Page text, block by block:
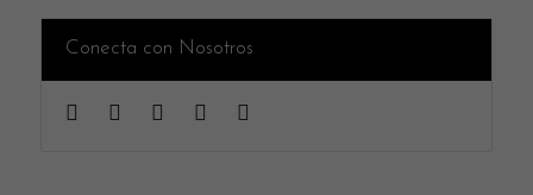
Conecta con Nosotros